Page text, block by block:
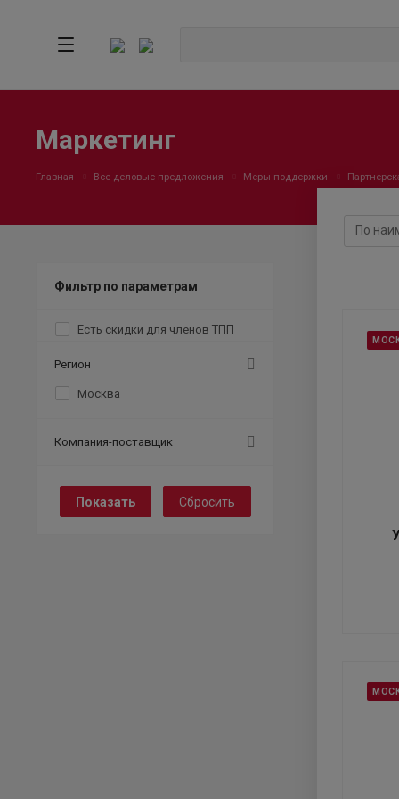
Маркетинг
Главная Все деловые предложения Меры поддержки
Фильтр по параметрам
Есть скидки для членов ТПП
Регион
Москва
Компания-поставщик
Сбросить